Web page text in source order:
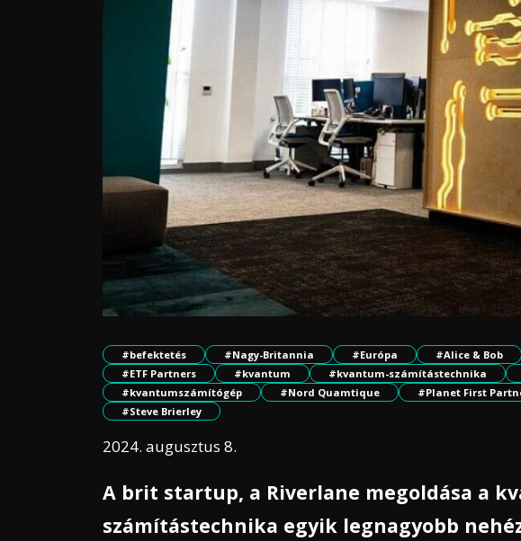
#befektetés #Nagy-Britannia #Európa #Alice & Bob
#ETF Partners
#kvantum #kvantum-számítástechnika
#kvantumszámítógép
#Nord Quamtique #Planet First
#Steve Brierley
2024. augusztus 8.
A brit startup, a Riverlane megoldása a
számítástechnika egyik legnagyobb